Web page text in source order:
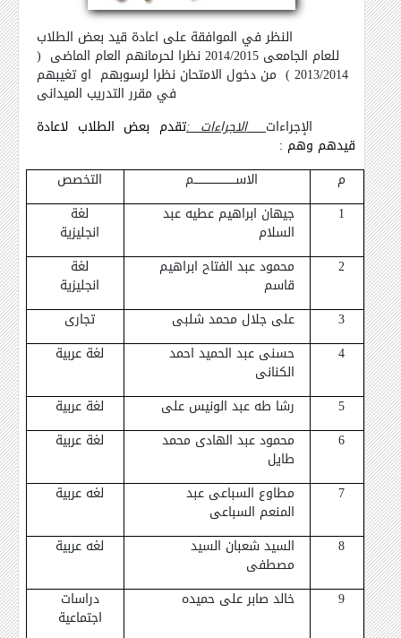
النظر في الموافقة على اعادة قيد بعض الطلاب
للعام الجامعى 2014/2015 نظرا لحرمانهم العام الماضى (
2013/2014 ) من دخول الامتحان نظرا لرسوبهم او تغيبهم
في مقرر التدريب الميدانى
الإجراءات
الاجراءات :تقدم بعض الطلاب لاعادة
قيدهم وهم :
م
الاســـــــــــــــــــــــم
التخصص
1
جيهان ابراهيم عطيه عبد
السلام
لغة
انجليزية
2
محمود عبد الفتاح ابراهيم
قاسم
لغة
انجليزية
3
على جلال محمد شلبى
تجارى
4
حسنى عبد الحميد احمد
الكنانى
لغة عربية
5 رشا طه عبد الونيس على
لغة عربية
6
محمود عبد الهادى محمد
طايل
لغة عربية
7 مطاوع السباعى عبد
المنعم السباعى
لغه عربية
8 السيد شعبان السيد
مصطفى
لغه عربية
9 خالد صابر على حميده دراسات
اجتماعية